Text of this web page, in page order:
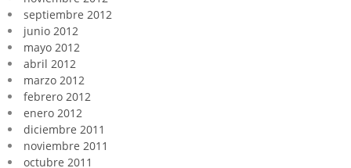
septiembre 2012
junio 2012
mayo 2012
abril 2012
marzo 2012
febrero 2012
enero 2012
diciembre 2011
noviembre 2011
octubre 2011